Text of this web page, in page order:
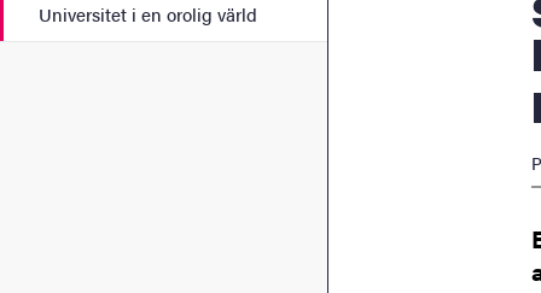
Universitet i en orolig värld